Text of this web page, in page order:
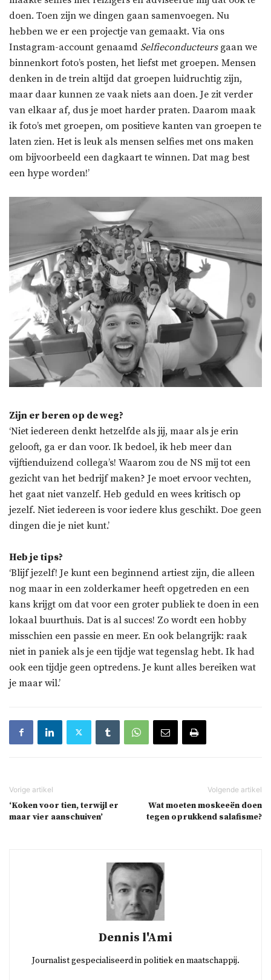
doen. Toen zijn we dingen gaan samenvoegen. Nu
hebben we er een projectje van gemaakt. Via ons
Instagram-account genaamd Selfieconducteursgaan we
binnenkort foto’s posten, het liefst met groepen. Mensen
denken in de trein altijd dat groepen luidruchtig zijn,
maar daar kunnen ze vaak niets aan doen. Je zit verder
van elkaar af, dus je moet harder praten. Daarom maak
ik foto’s met groepen, om positieve kanten van groepen te
laten zien. Het is leuk als mensen selfies met ons maken
om bijvoorbeeld een dagkaart te winnen. Dat mag best
een hype worden!’
Zijn er beren op de weg?
‘Niet iedereen denkt hetzelfde als jij, maar als je erin
gelooft, ga er dan voor. Ik bedoel, ik heb meer dan
vijftienduizend collega’s! Waarom zou de NS mij tot een
gezicht van het bedrijf maken? Je moet ervoor vechten,
het gaat niet vanzelf. Heb geduld en wees kritisch op
jezelf. Niet iedereen is voor iedere klus geschikt. Doe geen
dingen die je niet kunt.’
Heb je tips?
‘Blijf jezelf! Je kunt een beginnend artiest zijn, die alleen
nog maar in een zolderkamer heeft opgetreden en een
kans krijgt om dat voor een groter publiek te doen in een
lokaal buurthuis. Dat is al succes! Zo wordt een hobby
misschien een passie en meer. En ook belangrijk: raak
niet in paniek als je een tijdje wat tegenslag hebt. Ik had
ook een tijdje geen optredens. Je kunt alles bereiken wat
je maar wil.’
‘Koken voor tien, terwijl er
maar vier aanschuiven’
Wat moeten moskeeën doen
tegen oprukkend salafisme?
Dennis l'Ami
Journalist gespecialiseerd in politiek en maatschappij.